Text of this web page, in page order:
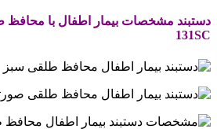
دستبند مشخصات بیمار اطفال با
131SC